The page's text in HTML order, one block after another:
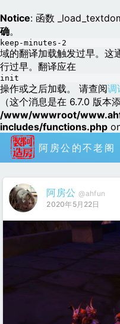
Notice: 函数
确。
keep-minutes-2
域的翻译加载触发过早。这
行过早。翻译应在
init
操作或之后加载。 请查阅调
（这个消息是在 6.7.0 版本
/www/wwwroot/
includes/functions.php
阿房公的不老阁
阿房公 @ahfun
2020年5月22日